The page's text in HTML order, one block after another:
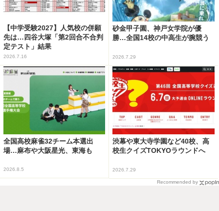
【中学受験2027】人気校の併願
先は…四谷大塚「第2回合不合判
定テスト」結果
2026.7.16
砂金甲子園、神戸女学院が優
勝…全国14校の中高生が腕競う
2026.7.29
全国高校麻雀32チーム本選出
場…麻布や大阪星光、東海も
2026.8.5
渋幕や東大寺学園など40校、高
校生クイズTOKYOラウンドへ
2026.7.29
Recommended by